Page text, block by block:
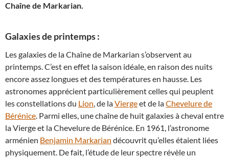
Chaîne de Markarian.
Galaxies de printemps :
Les galaxies de la Chaîne de Markarian s’observent au
printemps. C’est en effet la saison idéale, en raison des nuits
encore assez longues et des températures en hausse. Les
astronomes apprécient particulièrement celles qui peuplent
les constellations du Lion, de laViergeet de laChevelure de
Bérénice. Parmi elles, une chaîne de huit galaxies à cheval entre
la Vierge et la Chevelure de Bérénice. En 1961, l’astronome
arménien Benjamin Markarian découvrit qu’elles étaient liées
physiquement. De fait, l’étude de leur spectre révèle un